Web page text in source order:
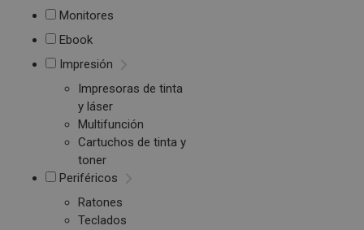
Monitores
Ebook
Impresión
Impresoras de tinta
y láser
Multifunción
Cartuchos de tinta y
toner
Periféricos
Ratones
Teclados